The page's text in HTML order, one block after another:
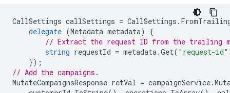
CallSettings callSettings = CallSettings .
delegate (Metadata metadata)
{
// Extract the request ID from the trailing
string requestId = metadata.Get( "request-id"
});
// Add the campaigns.
MutateCampaignsResponse retVal = campaignService.